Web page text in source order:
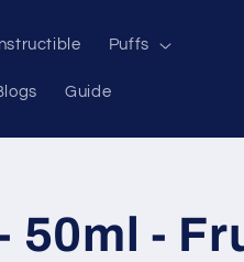
Puffs
Guide
50ml -